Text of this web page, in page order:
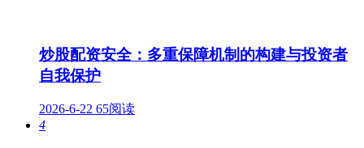
炒股配资安全：多重保障机制的构建与投资者
自我保护
2026-6-22 65阅读
4